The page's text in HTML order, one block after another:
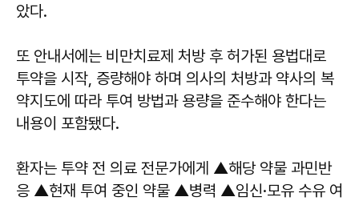
았다.
또 안내서에는 비만치료제 처방 후 허가된 용법대로
투약을 시작, 증량해야 하며 의사의 처방과 약사의 복
약지도에 따라 투여 방법과 용량을 준수해야 한다는
내용이 포함됐다.
환자는 투약 전 의료 전문가에게 ▲해당 약물 과민반
응 ▲현재 투여 중인 약물 ▲병력 ▲임신·모유 수유 여